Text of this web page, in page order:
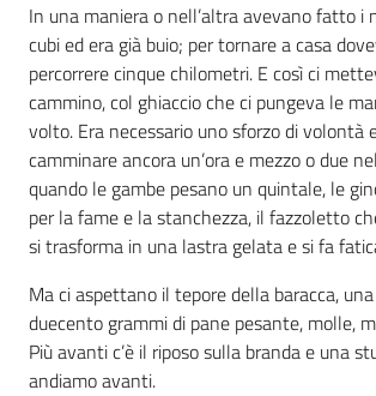
In una maniera o nell’altra avevano fatto
cubi ed era già buio; per tornare a casa
percorrere cinque chilometri. E così ci
cammino, col ghiaccio che ci pungeva le
volto. Era necessario uno sforzo di volontà
camminare ancora un’ora e mezzo o due
quando le gambe pesano un quintale, le
per la fame e la stanchezza, il fazzoletto
si trasforma in una lastra gelata e si fa
Ma ci aspettano il tepore della baracca,
duecento grammi di pane pesante, molle,
Più avanti c’è il riposo sulla branda e una
andiamo avanti.